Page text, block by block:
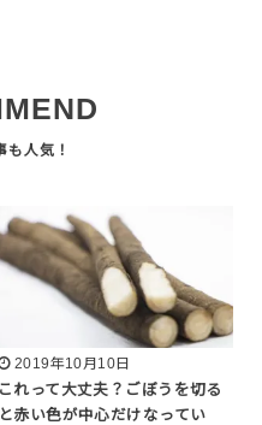
2019年10月10日
これって大丈夫？ごぼうを切る
と赤い色が中心だけなってい